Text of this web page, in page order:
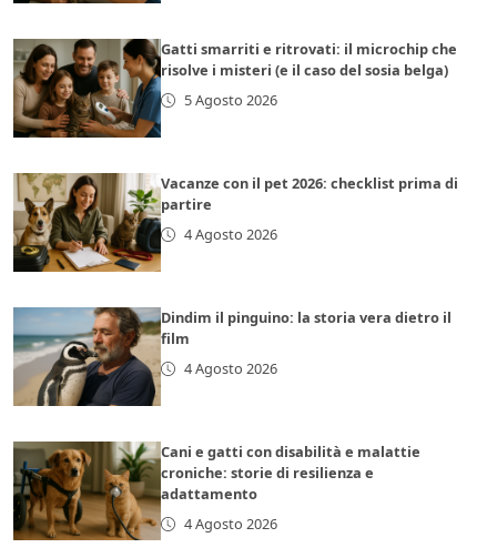
Gatti smarriti e ritrovati: il microchip che
risolve i misteri (e il caso del sosia belga)
5 Agosto 2026
Vacanze con il pet 2026: checklist prima di
partire
4 Agosto 2026
Dindim il pinguino: la storia vera dietro il
film
4 Agosto 2026
Cani e gatti con disabilità e malattie
croniche: storie di resilienza e
adattamento
4 Agosto 2026